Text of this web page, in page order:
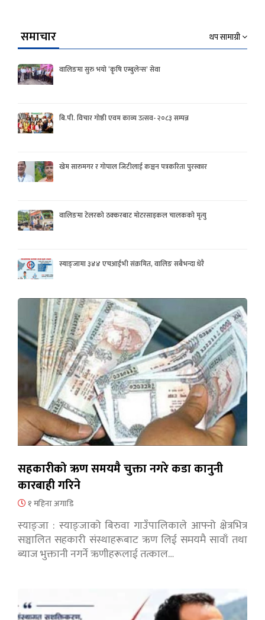
समाचार थप सामाग्री
वालिङमा सुरु भयो ‘कृषि एम्बुलेन्स’ सेवा
बि.पी. विचार गोष्ठी एवम काव्य उत्सव- २०८३ सम्पन्न
खेम सारुमगर र गोपाल जिटीलाई कञ्चन पत्रकरिता पुरस्कार
वालिङमा टेलरको ठक्करबाट मोटरसाइकल चालकको मृत्यु
स्याङ्जामा ३४४ एचआईभी संक्रमित, वालिङ सबैभन्दा धेरै
सहकारीको ऋण समयमै चुक्ता नगरे कडा कानुनी
कारबाही गरिने
१ महिना अगाडि
स्याङ्जा : स्याङ्जाको बिरुवा गाउँपालिकाले आफ्नो क्षेत्रभित्र
सञ्चालित सहकारी संस्थाहरूबाट ऋण लिई समयमै सावाँ तथा
ब्याज भुक्तानी नगर्ने ऋणीहरूलाई तत्काल…